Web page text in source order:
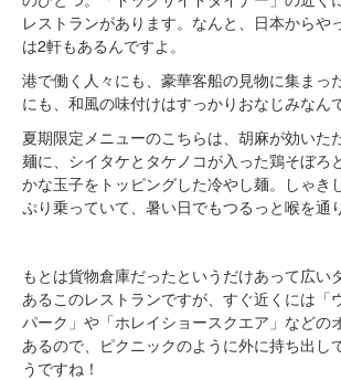
レストランがあります。なんと、日本からや
は2軒もあるんですよ。
港で働く人々にも、豪華客船の見物に集まっ
にも、和風の味付けはすっかりおなじみなん
夏期限定メニューのこちらは、胡麻が効いた
麺に、シイタケとタケノコが入った鶏そぼろ
かな玉子をトッピングした冷やし麺。しゃき
ぷり乗っていて、暑い日でもつるっと喉を通
もとは貨物倉庫だったというだけあって広い
あるこのレストランですが、すぐ近くには「
パーク」や「ホレイショースクエア」などの
あるので、ピクニックのように外に持ち出し
うですね！